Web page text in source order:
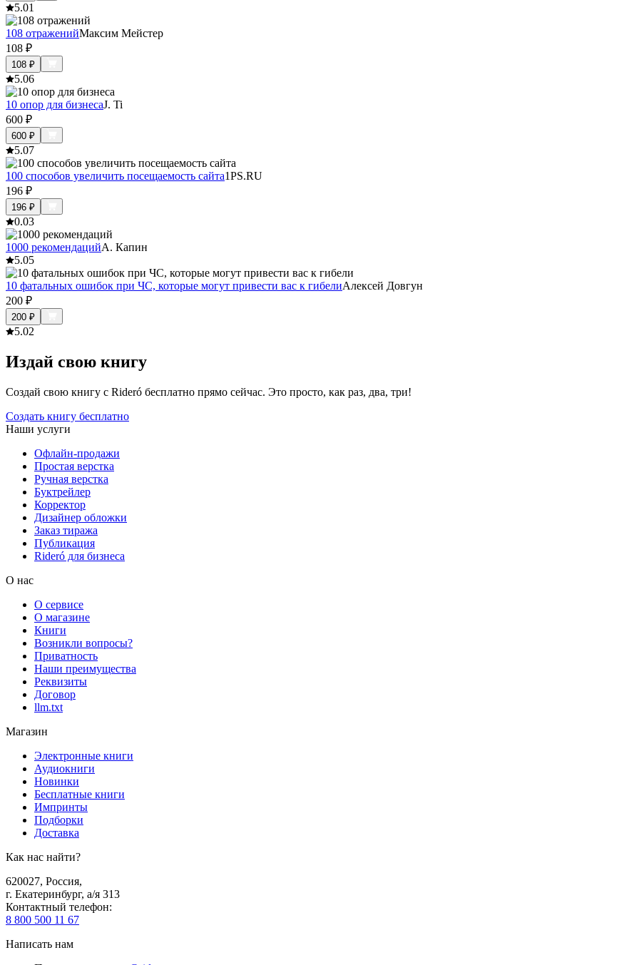
5.01
108 отраженийМаксим Мейстер
108 ₽
108 ₽
5.06
10 опор для бизнесаJ. Ti
600 ₽
600 ₽
5.07
100 способов увеличить посещаемость сайта1PS.RU
196 ₽
196 ₽
0.03
1000 рекомендацийА. Капин
5.05
10 фатальных ошибок при ЧС, которые могут привести вас к гибелиАлексей Довгун
200 ₽
200 ₽
5.02
Издай свою книгу
Создай свою книгу с Rideró бесплатно прямо сейчас. Это просто, как раз, два, три!
Создать книгу бесплатно
Наши услуги
Офлайн-продажи
Простая верстка
Ручная верстка
Буктрейлер
Корректор
Дизайнер обложки
Заказ тиража
Публикация
Rideró для бизнеса
О нас
О сервисе
О магазине
Книги
Возникли вопросы?
Приватность
Наши преимущества
Реквизиты
Договор
llm.txt
Магазин
Электронные книги
Аудиокниги
Новинки
Бесплатные книги
Импринты
Подборки
Доставка
Как нас найти?
620027, Россия,
г. Екатеринбург, а/я 313
Контактный телефон:
8 800 500 11 67
Написать нам